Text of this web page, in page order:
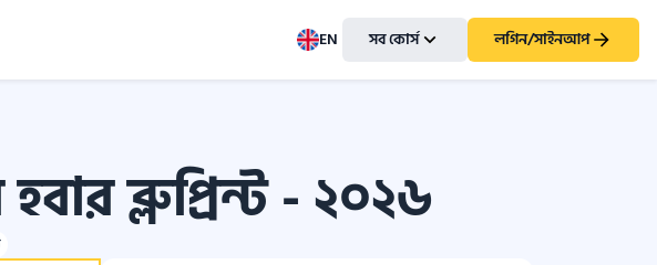
EN সব কোর্স লগিন/সাইনআপ
ব্লুপ্রিন্ট - ২০২৬